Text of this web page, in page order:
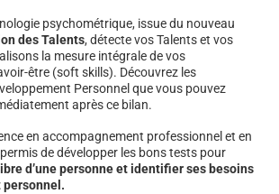
psychométrique, issue du nouveau
des Talents, détecte vos Talents et vos
la mesure intégrale de vos
être (soft skills). Découvrez les
Personnel que vous pouvez
après ce bilan.
en accompagnement professionnel et en
de développer les bons tests pour
d’une personne et identifier ses besoins
personnel.